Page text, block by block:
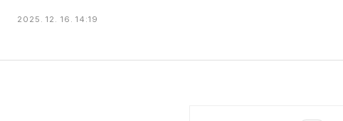
MASILWIDE
2025. 12. 16. 14:19